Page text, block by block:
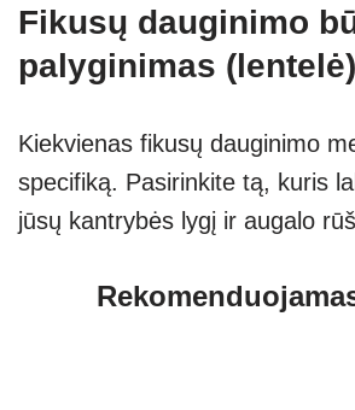
Fikusų dauginimo
palyginimas (lentelė)
Kiekvienas fikusų dauginimo
specifiką. Pasirinkite tą, kuris
jūsų kantrybės lygį ir augalo